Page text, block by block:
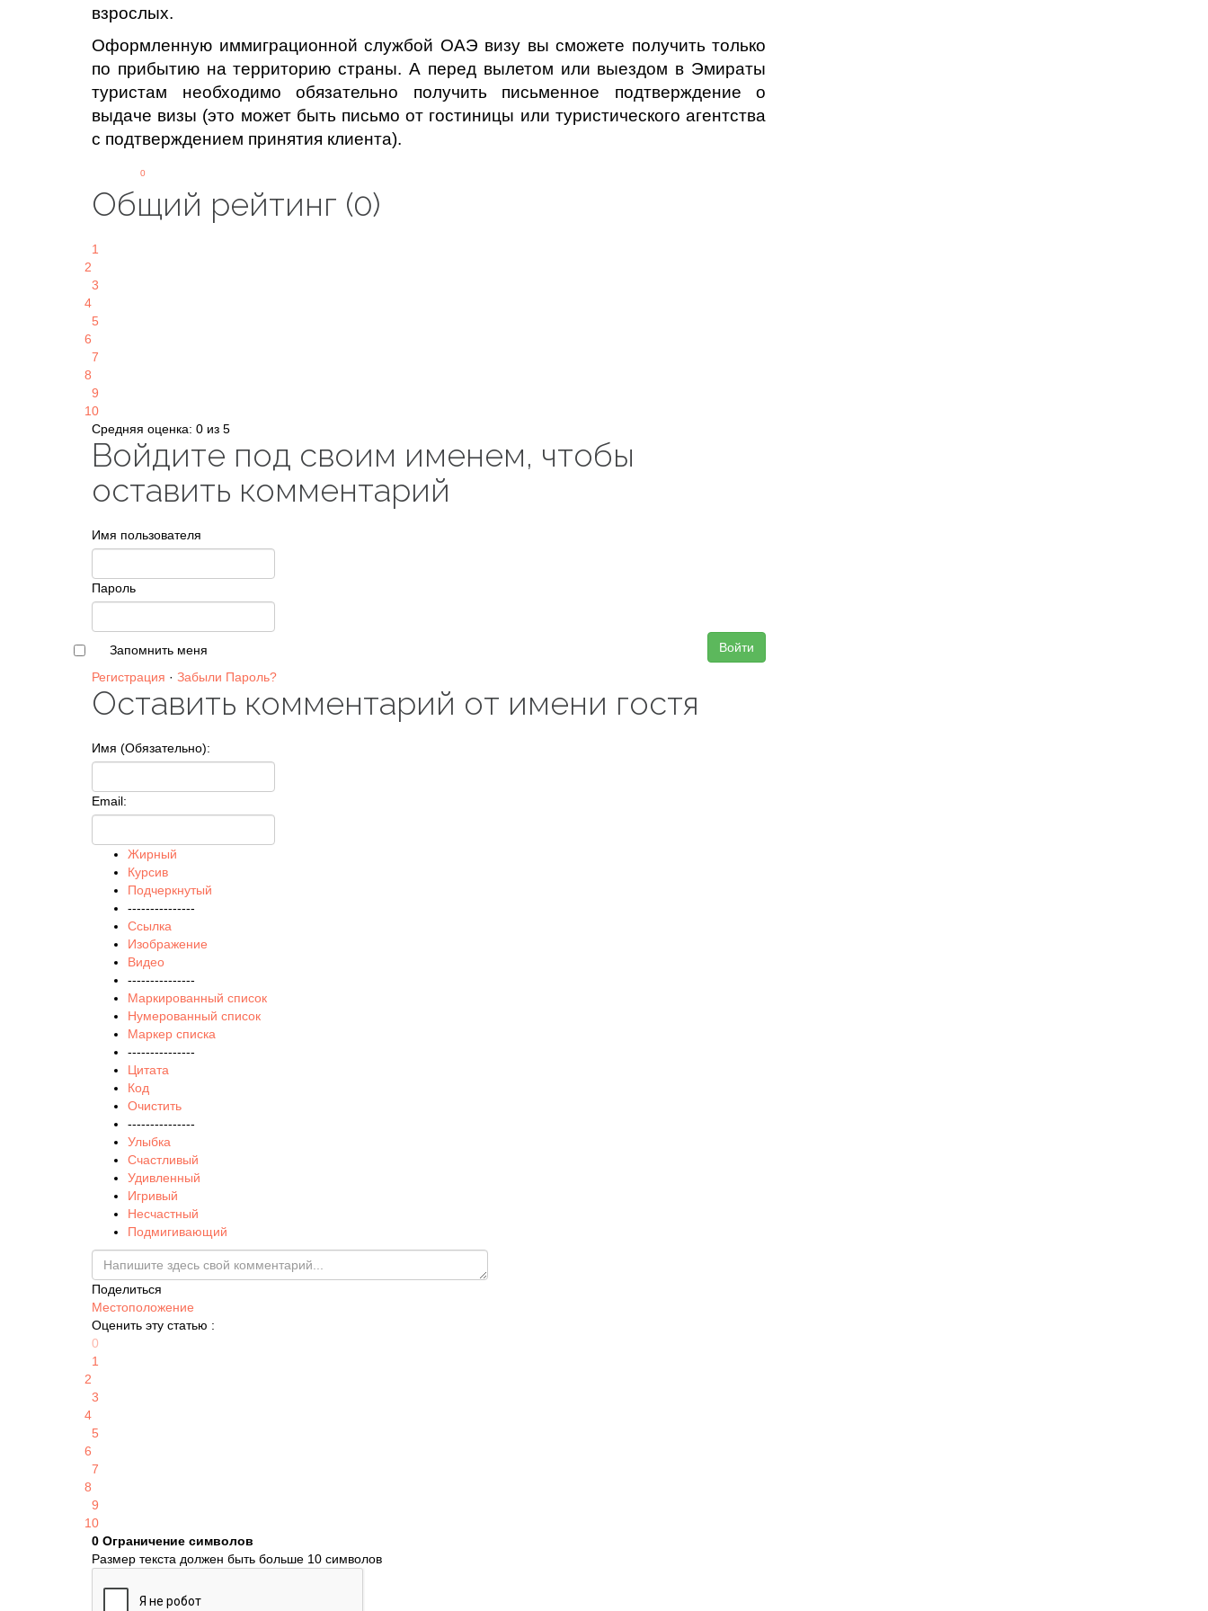
взрослых.
Оформленную иммиграционной службой ОАЭ визу вы сможете получить только
по прибытию на территорию страны. А перед вылетом или выездом в Эмираты
туристам необходимо обязательно получить письменное подтверждение о
выдаче визы (это может быть письмо от гостиницы или туристического агентства
с подтверждением принятия клиента).
0
Общий рейтинг (0)
1
2
3
4
5
6
7
8
9
10
Средняя оценка: 0 из 5
Войдите под своим именем, чтобы
оставить комментарий
Имя пользователя
Пароль
Войти
Запомнить меня
Регистрация · Забыли Пароль?
Оставить комментарий от имени гостя
Имя (Обязательно):
Email:
Жирный
Курсив
Подчеркнутый
---------------
Ссылка
Изображение
Видео
---------------
Маркированный список
Нумерованный список
Маркер списка
---------------
Цитата
Код
Очистить
---------------
Улыбка
Счастливый
Удивленный
Игривый
Несчастный
Подмигивающий
Поделиться
Местоположение
Оценить эту статью :
0
1
2
3
4
5
6
7
8
9
10
0 Ограничение символов
Размер текста должен быть больше 10 символов